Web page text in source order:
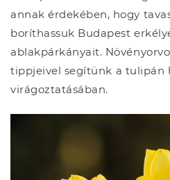
annak érdekében, hogy
boríthassuk Budapest
ablakpárkányait.
tippjeivel segítünk a tulipán
virágoztatásában.